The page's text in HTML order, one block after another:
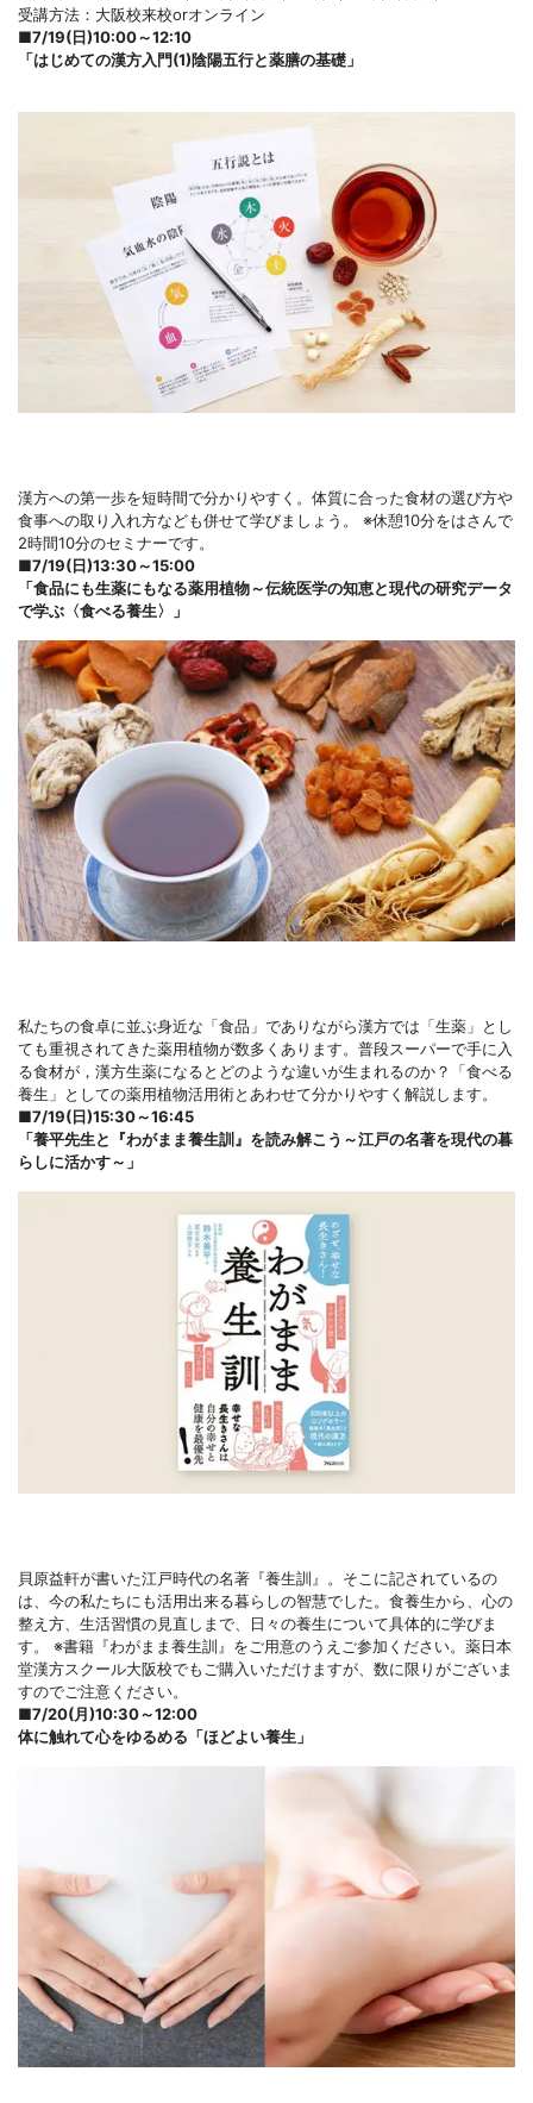
受講方法：大阪校来校orオンライン
■7/19(日)10:00～12:10
「はじめての漢方入門(1)陰陽五行と薬膳の基礎」
漢方への第一歩を短時間で分かりやすく。体質に合った食材の選び方や
食事への取り入れ方なども併せて学びましょう。 ※休憩10分をはさんで
2時間10分のセミナーです。
■7/19(日)13:30～15:00
「食品にも生薬にもなる薬用植物～伝統医学の知恵と現代の研究データ
で学ぶ〈食べる養生〉
」
私たちの食卓に並ぶ身近な「食品」でありながら漢方では「生薬」とし
ても重視されてきた薬用植物が数多くあります。普段スーパーで手に入
る食材が，漢方生薬になるとどのような違いが生まれるのか？「食べる
養生」としての薬用植物活用術とあわせて分かりやすく解説します。
■7/19(日)15:30～16:45
「養平先生と『わがまま養生訓』を読み解こう～江戸の名著を現代の暮
らしに活かす～」
貝原益軒が書いた江戸時代の名著『養生訓』。そこに記されているの
は、今の私たちにも活用出来る暮らしの智慧でした。食養生から、心の
整え方、生活習慣の見直しまで、日々の養生について具体的に学びま
す。 ※書籍『わがまま養生訓』をご用意のうえご参加ください。薬日本
堂漢方スクール大阪校でもご購入いただけますが、数に限りがございま
すのでご注意ください。
■7/20(月)10:30～12:00
体に触れて心をゆるめる「ほどよい養生」